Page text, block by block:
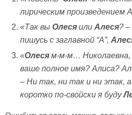
лирическим произведением
«Так выОлеся илиАлеся?
пишусь с заглавной “А”,
«Олесям-м-м… Николаевна,
ваше полное имя? Алиса?
– Ни так, ни так и ни этак,
коротко по-свойски я буду